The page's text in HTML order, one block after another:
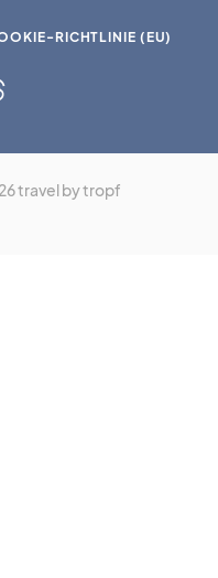
RICHTLINIE (EU)
travel by tropf